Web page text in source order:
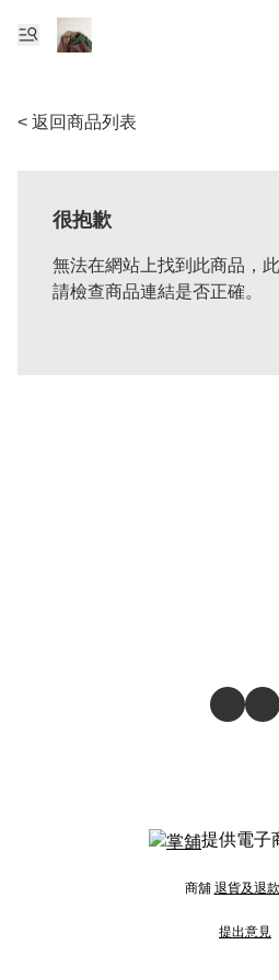
< 返回商品列表
很抱歉
無法在網站上找到此商品，
請檢查商品連結是否正確。
提供電子
商舖 退貨及退
提出意見